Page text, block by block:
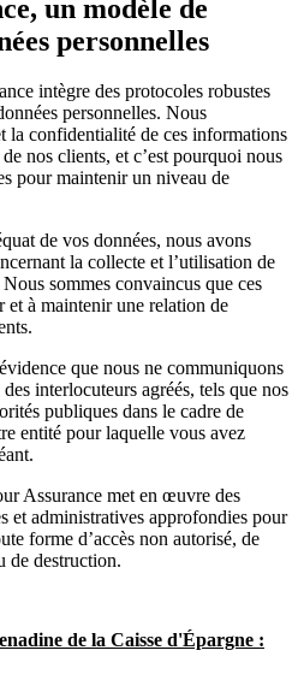
un modèle de
personnelles
intègre des protocoles robustes
personnelles. Nous
la confidentialité de ces informations
nos clients, et c’est pourquoi nous
pour maintenir un niveau de
de vos données, nous avons
la collecte et l’utilisation de
sommes convaincus que ces
et à maintenir une relation de
que nous ne communiquons
interlocuteurs agréés, tels que nos
publiques dans le cadre de
entité pour laquelle vous avez
Assurance met en œuvre des
et administratives approfondies pour
forme d’accès non autorisé, de
de destruction.
de la Caisse d'Épargne :